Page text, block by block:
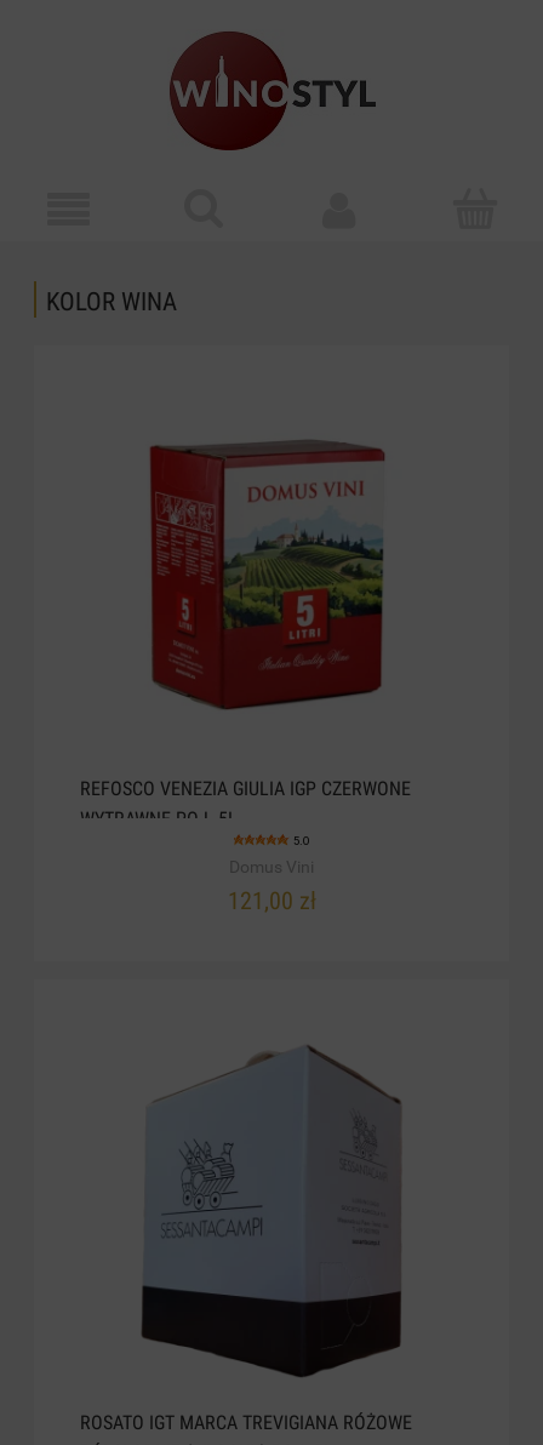
KOLOR WINA
REFOSCO VENEZIA GIULIA IGP CZERWONE
WYTRAWNE POJ. 5L
5.0
Domus Vini
121,00 zł
ROSATO IGT MARCA TREVIGIANA RÓŻOWE